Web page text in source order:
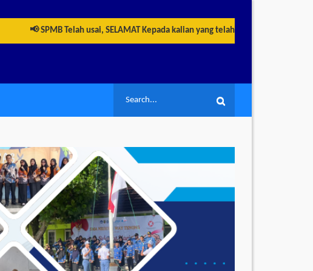
📢 SPMB Telah usai, SELAMAT Kepada kalian yang telah berhasil LULUS menjadi
Search